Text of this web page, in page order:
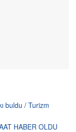
buldu / Turizm
HABER OLDU